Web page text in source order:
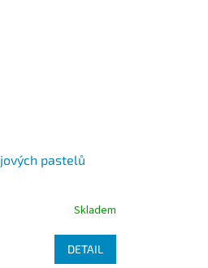
pastelů
Skladem
DETAIL